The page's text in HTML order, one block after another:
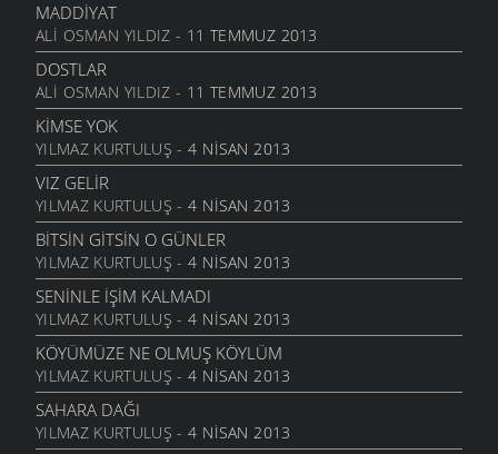
HESLER
27 KASIM 2011
BILEMEDIM
24 KASIM 2011
VARDIR
5 KASIM 2011
TOPRAKTIR
5 KASIM 2011
BITTI ÖĞRETMENIM
22 AĞUSTOS 2011
GENÇIYAN
15 AĞUSTOS 2011
ALDIRMA GÜLÜM
13 AĞUSTOS 2011
BENDE VARIM
MADDIYAT
ALI OSMAN YILDIZ - 11 TEMMUZ 2013
DOSTLAR
ALI OSMAN YILDIZ - 11 TEMMUZ 2013
KIMSE YOK
YILMAZ KURTULUŞ - 4 NISAN 2013
VIZ GELIR
YILMAZ KURTULUŞ - 4 NISAN 2013
BITSIN GITSIN O GÜNLER
YILMAZ KURTULUŞ - 4 NISAN 2013
SENINLE İŞIM KALMADI
YILMAZ KURTULUŞ - 4 NISAN 2013
KÖYÜMÜZE NE OLMUŞ KÖYLÜM
YILMAZ KURTULUŞ - 4 NISAN 2013
SAHARA DAĞI
YILMAZ KURTULUŞ - 4 NISAN 2013